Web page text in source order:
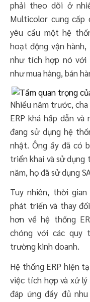
phải theo dõi ở
Multicolor cung
yêu cầu một hệ
hoạt động vận
như tích hợp nó với
như mua hàng, bán
Nhiều năm trước,
ERP khá hấp dẫn
đang sử dụng hệ
nhật. Ông ấy đã có
triển khai và sử dụng
năm, họ đã sử dụng
Tuy nhiên, thời
phát triển và thay
hơn về hệ thống
chóng với các quy
trường kinh doanh.
Hệ thống ERP hiện
việc tích hợp và xử
đáp ứng đầy đủ